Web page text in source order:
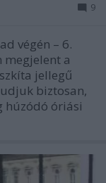
9
végén – 6.
megjelent a
jellegű
biztosan,
húzódó óriási